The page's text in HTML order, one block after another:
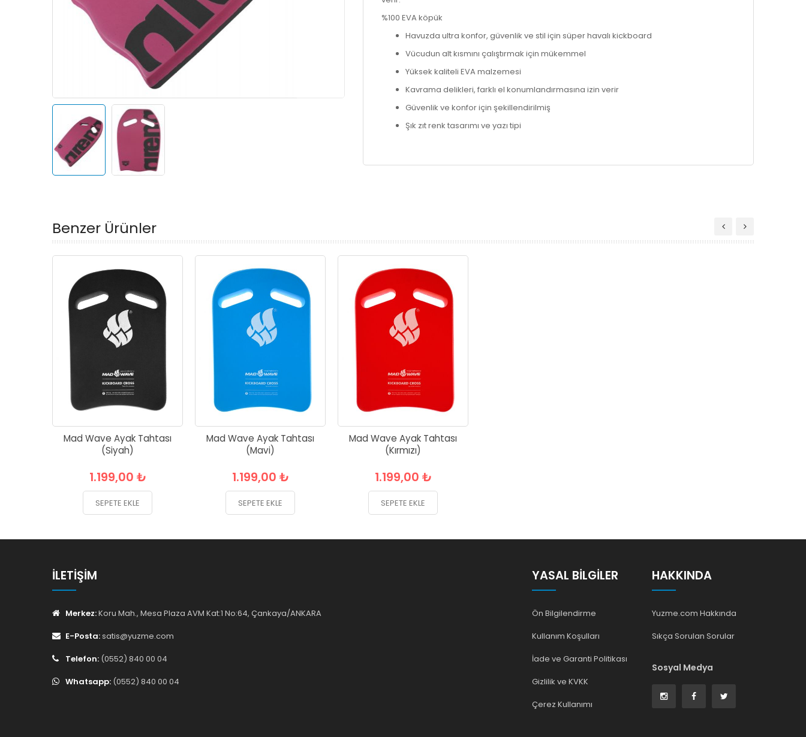
%100 EVA köpük
Havuzda ultra konfor, güvenlik ve stil için süper havalı kickboard
Vücudun alt kısmını çalıştırmak için mükemmel
Yüksek kaliteli EVA malzemesi
Kavrama delikleri, farklı el konumlandırmasına izin verir
Güvenlik ve konfor için şekillendirilmiş
Şık zıt renk tasarımı ve yazı tipi
Benzer Ürünler
Mad Wave Ayak Tahtası
(Siyah)
1.199,00 ₺
SEPETE EKLE
Mad Wave Ayak Tahtası
(Mavi)
1.199,00 ₺
SEPETE EKLE
Mad Wave Ayak Tahtası
(Kırmızı)
1.199,00 ₺
SEPETE EKLE
İLETIŞIM
Merkez:Koru Mah., Mesa Plaza AVM Kat:1 No:64, Çankaya/ANKARA
E-Posta:satis@yuzme.com
Telefon: (0552) 840 00 04
Whatsapp: (0552) 840 00 04
YASAL BILGILER
Ön Bilgilendirme
Kullanım Koşulları
İade ve Garanti Politikası
Gizlilik ve KVKK
Çerez Kullanımı
HAKKINDA
Yuzme.com Hakkında
Sıkça Sorulan Sorular
Sosyal Medya